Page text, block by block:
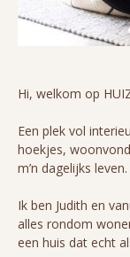
Hi, welkom op
Een plek vol
hoekjes,
m’n dagelijks leven.
Ik ben Judith en
alles rondom
een huis dat echt